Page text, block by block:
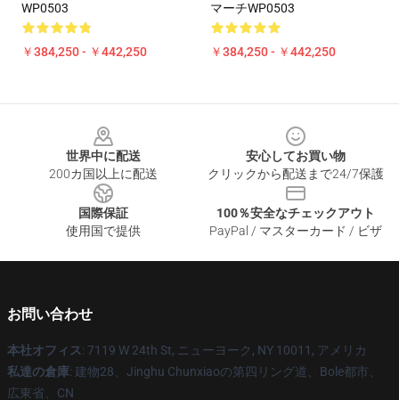
WP0503
￥384,250 - ￥442,250
マーチWP0503
￥384,250 - ￥442,250
世界中に配送
200カ国以上に配送
安心してお買い物
クリックから配送まで24/7保護
国際保証
使用国で提供
100％安全なチェックアウト
PayPal / マスターカード / ビザ
お問い合わせ
本社オフィス: 7119 W 24th St, ニューヨーク, NY 10011, アメリカ
私達の倉庫: 建物28、Jinghu Chunxiaoの第四リング道、Bole都市、
広東省、CN